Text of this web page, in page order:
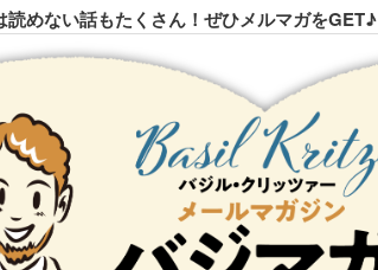
読めない話もたくさん！ぜひメルマガをGET♪